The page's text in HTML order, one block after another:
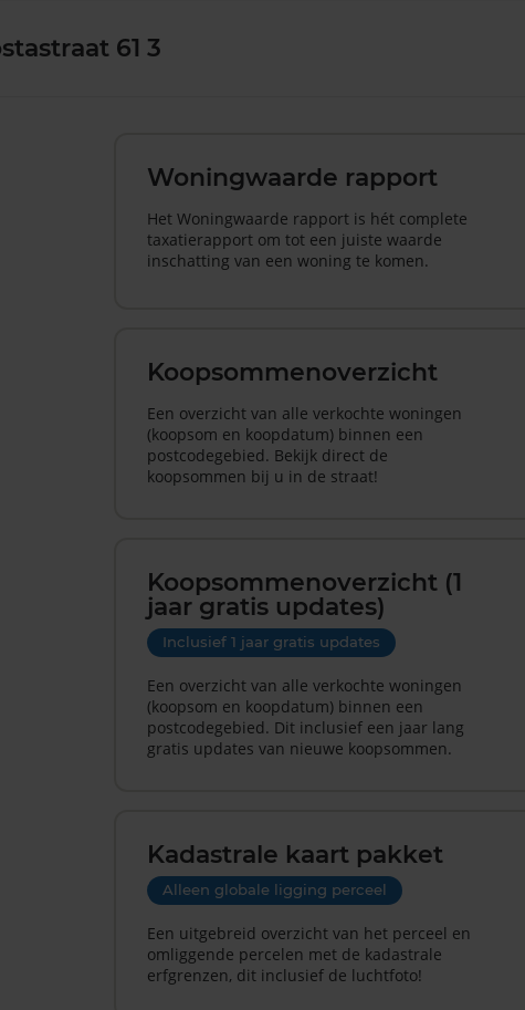
61 3
Woningwaarde rapport
Het Woningwaarde rapport is hét complete
taxatierapport om tot een juiste waarde
inschatting van een woning te komen.
Koopsommenoverzicht
Een overzicht van alle verkochte woningen
(koopsom en koopdatum) binnen een
postcodegebied. Bekijk direct de
koopsommen bij u in de straat!
Koopsommenoverzicht (1
jaar gratis updates)
Inclusief 1 jaar gratis updates
Een overzicht van alle verkochte woningen
(koopsom en koopdatum) binnen een
postcodegebied. Dit inclusief een jaar lang
gratis updates van nieuwe koopsommen.
Kadastrale kaart pakket
Alleen globale ligging perceel
Een uitgebreid overzicht van het perceel en
omliggende percelen met de kadastrale
erfgrenzen, dit inclusief de luchtfoto!